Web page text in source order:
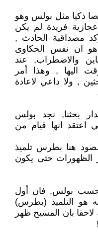
ذكيا مثل بولس وهو
فريدة لم يكن
مصداقية الحادث ,
هو ان نفس الحكاوى
والاضطراب, عند
اليها , وهذا أمر
, ولا داعي لاعادة
بحثنا, نجد بولس
انها قيام من
هنا بطرس تلميذ
الظهورات حتى يكون
وبحسب بولس, فان أول
هو التلميذ (بطرس)
لاحقا بان المسيح ظهر